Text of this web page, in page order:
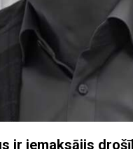
ir iemaksājis